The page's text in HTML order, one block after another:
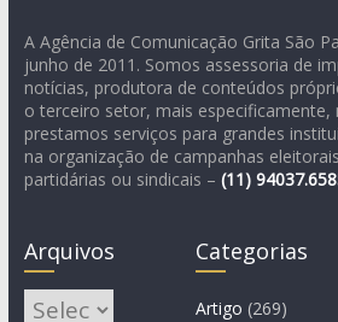
A Agência de Comunicação Grita São
junho de 2011. Somos assessoria de
notícias, produtora de conteúdos
o terceiro setor, mais especificamente,
prestamos serviços para grandes
na organização de campanhas
partidárias ou sindicais – (11)
Arquivos
Arquivos
Categorias
Artigo (269)